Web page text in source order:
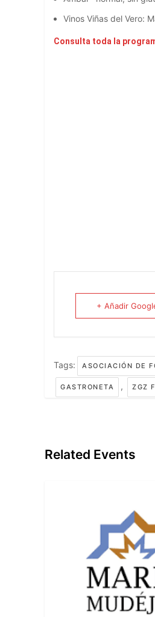
Vinos Viñas del Vero:
Consulta toda la
+ Añadir
Tags: ASOCIACIÓN DE
GASTRONETA , ZGZ
Related Events